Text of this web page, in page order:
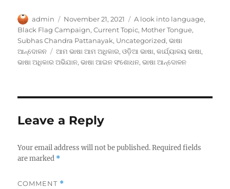
Author
admin
Posted
on
November 21, 2021 Categories
A look into language,
Black Flag Campaign,Current Topic, Mother Tongue,
Subhas Chandra Pattanayak, Uncategorized,ଭାଷା
ଆନ୍ଦୋଳନ
Tags
ଆମ ଭାଷା ଆମ ଅଧିକାର,ଓଡ଼ିଆ ଭାଷା,କାର୍ଯ୍ୟାଳୟ ଭାଷା,
ଭାଷା ଅଧିକାର ଅଭିଯାନ,ଭାଷା ଆଇନ ସଂଶୋଧନ,ଭାଷା ଆନ୍ଦୋଳନ
Leave a Reply
Your email address will not be published. Required fields
are marked *
COMMENT *